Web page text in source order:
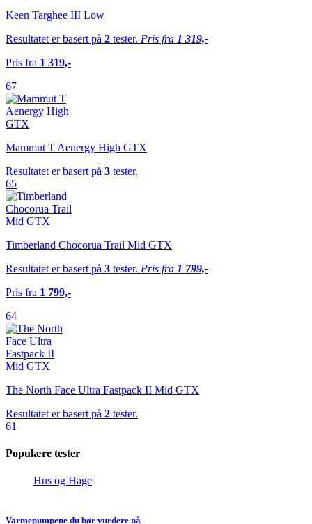
Keen Targhee III Low
Resultatet er basert på 2 tester. Pris fra 1 319,-
Pris fra 1 319,-
67
Mammut T Aenergy High GTX
Resultatet er basert på 3 tester.
65
Timberland Chocorua Trail Mid GTX
Resultatet er basert på 3 tester. Pris fra 1 799,-
Pris fra 1 799,-
64
The North Face Ultra Fastpack II Mid GTX
Resultatet er basert på 2 tester.
61
Populære tester
Hus og Hage
Varmepumpene du bør vurdere nå